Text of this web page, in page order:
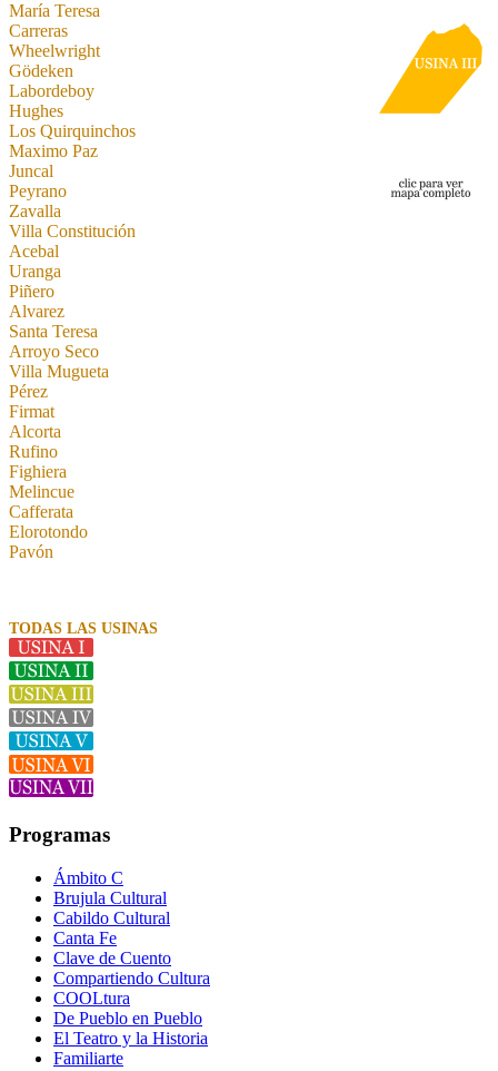
María Teresa
Carreras
Wheelwright
Gödeken
Labordeboy
Hughes
Los Quirquinchos
Maximo Paz
Juncal
Peyrano
Zavalla
Villa Constitución
Acebal
Uranga
Piñero
Alvarez
Santa Teresa
Arroyo Seco
Villa Mugueta
Pérez
Firmat
Alcorta
Rufino
Fighiera
Melincue
Cafferata
Elorotondo
Pavón
TODAS LAS USINAS
Programas
Ámbito C
Brujula Cultural
Cabildo Cultural
Canta Fe
Clave de Cuento
Compartiendo Cultura
COOLtura
De Pueblo en Pueblo
El Teatro y la Historia
Familiarte